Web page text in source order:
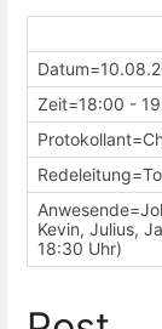
Zeit=18:00 -
Kevin, Julius,
18:30 Uhr)